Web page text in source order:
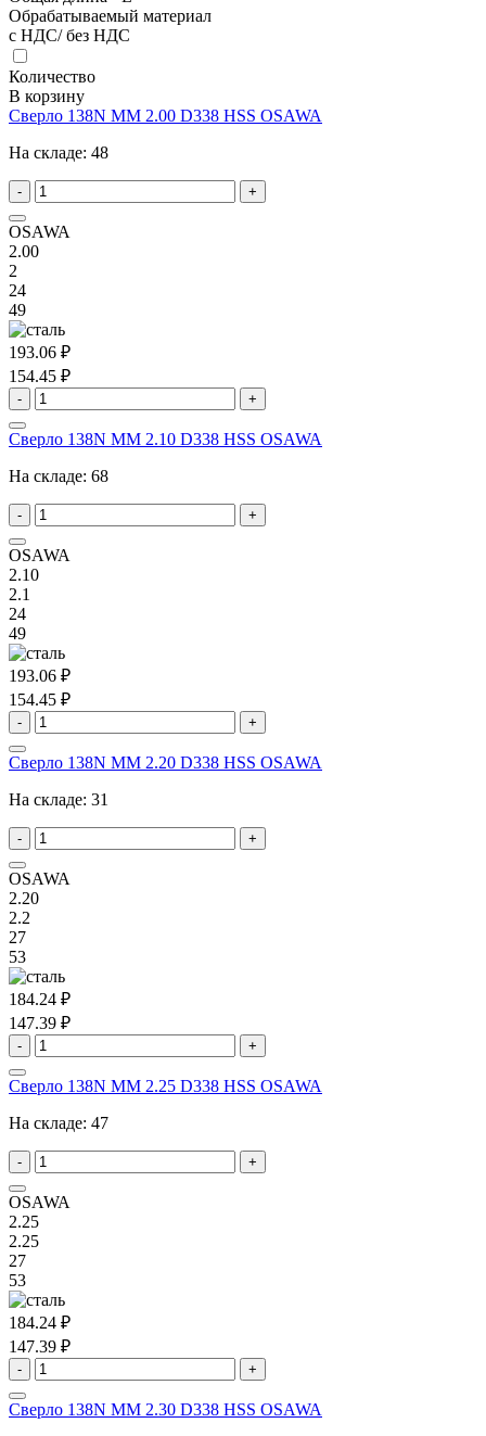
Обрабатываемый материал
с НДС/ без НДС
Количество
В корзину
Сверло 138N MM 2.00 D338 HSS OSAWA
На складе: 48
- +
OSAWA
2.00
2
24
49
193.06 ₽
154.45 ₽
- +
Сверло 138N MM 2.10 D338 HSS OSAWA
На складе: 68
- +
OSAWA
2.10
2.1
24
49
193.06 ₽
154.45 ₽
- +
Сверло 138N MM 2.20 D338 HSS OSAWA
На складе: 31
- +
OSAWA
2.20
2.2
27
53
184.24 ₽
147.39 ₽
- +
Сверло 138N MM 2.25 D338 HSS OSAWA
На складе: 47
- +
OSAWA
2.25
2.25
27
53
184.24 ₽
147.39 ₽
- +
Сверло 138N MM 2.30 D338 HSS OSAWA